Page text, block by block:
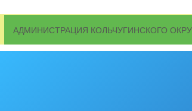
АДМИНИСТРАЦИЯ КОЛЬЧУГИНСКОГО